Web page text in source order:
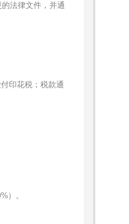
法律文件，并通
印花税；税款通
）。